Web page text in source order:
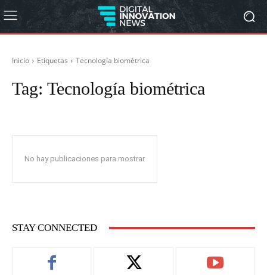
Inicio Etiquetas Tecnología biométrica
Tag: Tecnología biométrica
No hay publicaciones para mostrar
STAY CONNECTED